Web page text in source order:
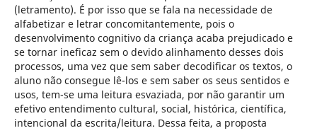
(letramento). É por isso que se fala na necessidade de
alfabetizar e letrar concomitantemente, pois o
desenvolvimento cognitivo da criança acaba prejudicado e
se tornar ineficaz sem o devido alinhamento desses dois
processos, uma vez que sem saber decodificar os textos, o
aluno não consegue lê-los e sem saber os seus sentidos e
usos, tem-se uma leitura esvaziada, por não garantir um
efetivo entendimento cultural, social, histórica, científica,
intencional da escrita/leitura. Dessa feita, a proposta